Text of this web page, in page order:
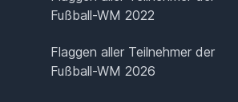
Fußball-WM 2022
Flaggen aller Teilnehmer der
Fußball-WM 2026